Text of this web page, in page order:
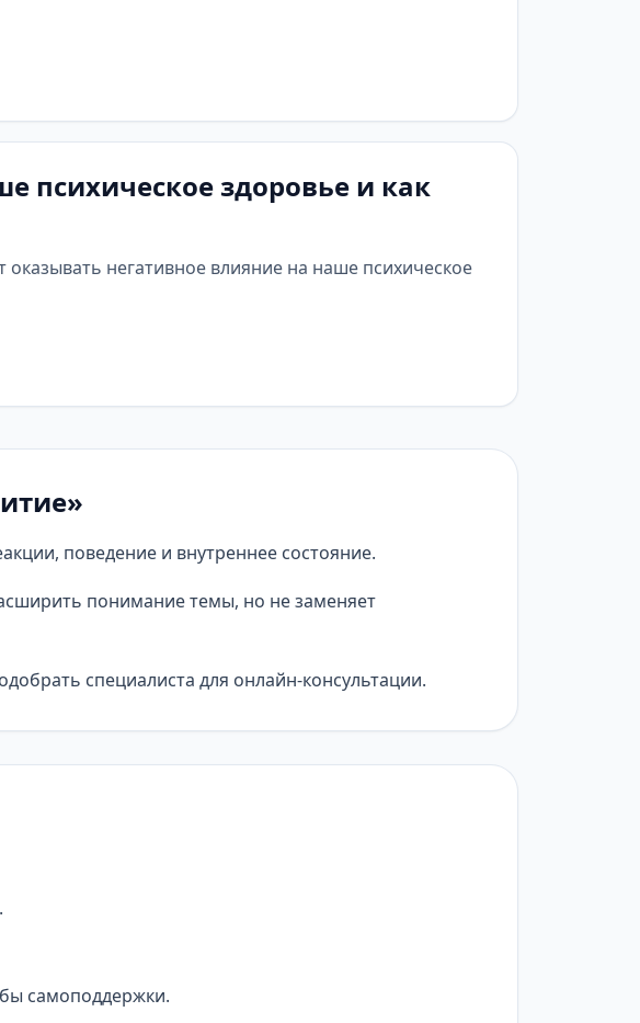
психическое здоровье и как
негативное влияние на наше психическое
поведение и внутреннее состояние.
понимание темы, но не заменяет
специалиста для онлайн-консультации.
самоподдержки.